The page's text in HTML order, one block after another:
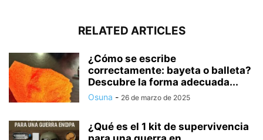
RELATED ARTICLES
¿Cómo se escribe
correctamente: bayeta o balleta?
Descubre la forma adecuada...
Osuna - 26 de marzo de 2025
¿Qué es el 1 kit de supervivencia